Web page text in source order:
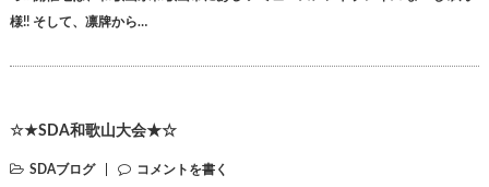
様!! そして、凛牌から…
☆★SDA和歌山大会★☆
SDAブログ コメントを書く